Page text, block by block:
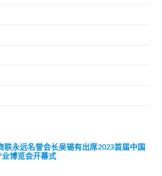
联永远名誉会长吴锡有出席2023首届中国
博览会开幕式